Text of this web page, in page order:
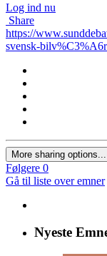
Log ind nu
Share
https://
svensk-
More sharing options...
Følgere 0
Gå til liste over emner
Nyeste